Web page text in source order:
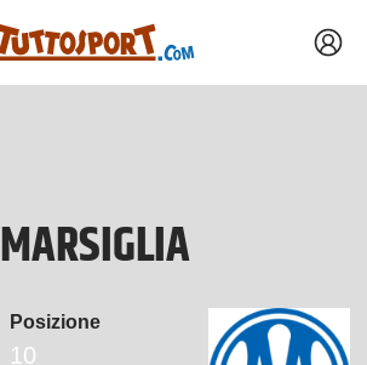
MARSIGLIA
Posizione
10